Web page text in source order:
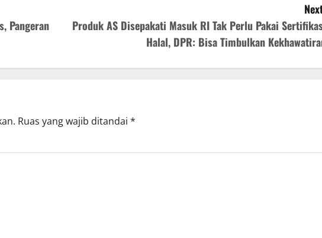
Pangeran
Produk AS Disepakati Masuk RI Tak Perlu Pakai
Halal, DPR: Bisa Timbulkan
Ruas yang wajib ditandai *